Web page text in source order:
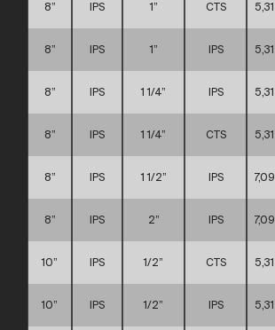
8” IPS 1” CTS 5,31
8” IPS 1” IPS 5,31
8” IPS 1 1/4” IPS 5,31
8” IPS 1 1/4” CTS 5,31
8” IPS 1 1/2” IPS 7,09
8” IPS 2” IPS 7,09
10” IPS 1/2” CTS 5,31
10” IPS 1/2” IPS 5,31